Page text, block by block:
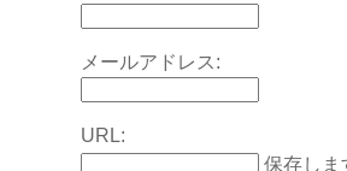
メールアドレス:
URL:
保存しま